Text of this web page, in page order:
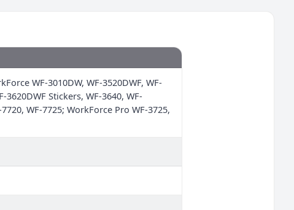
WF-3010DW, WF-3520DWF, WF-
3620DWF Stickers, WF-3640, WF-
WF-7725; WorkForce Pro WF-3725,